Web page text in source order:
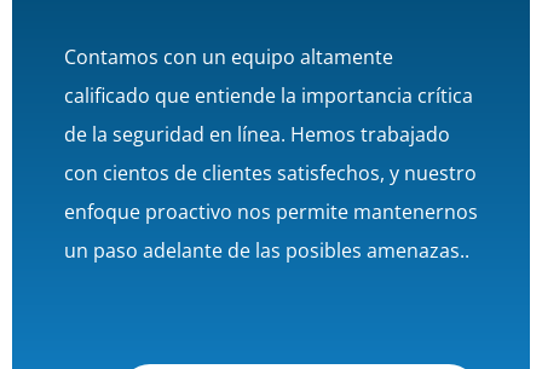
Contamos con un equipo altamente
calificado que entiende la importancia crítica
de la seguridad en línea. Hemos trabajado
con cientos de clientes satisfechos, y nuestro
enfoque proactivo nos permite mantenernos
un paso adelante de las posibles amenazas..